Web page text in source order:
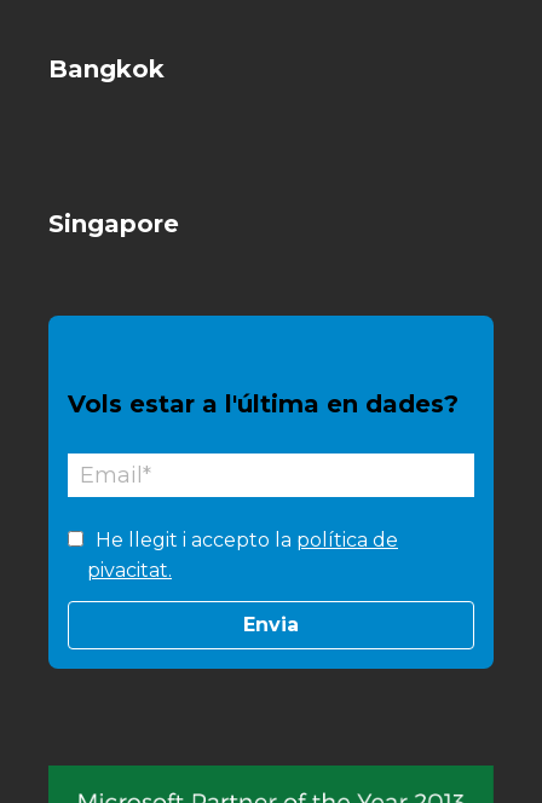
Bangkok
Singapore
Vols estar a l'última en dades?
He llegit i accepto la política de
pivacitat.